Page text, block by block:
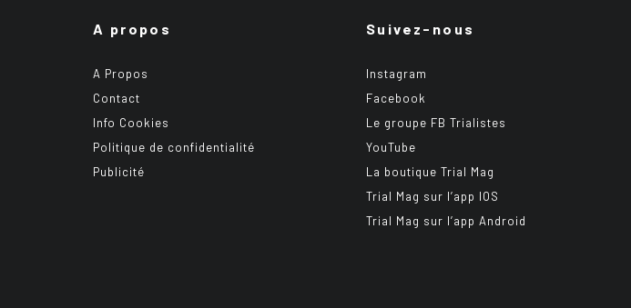
A propos
A Propos
Contact
Info Cookies
Politique de confidentialité
Publicité
Suivez-nous
Instagram
Facebook
Le groupe FB Trialistes
YouTube
La boutique Trial Mag
Trial Mag sur l’app IOS
Trial Mag sur l’app Android